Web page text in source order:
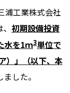
浦工業株式会社
初期設備投資
水を1ｍ3単位で
）」（以下、本
ました。